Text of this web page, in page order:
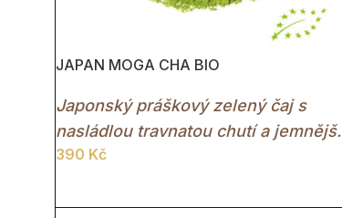
JAPAN MOGA CHA BIO
Japonský práškový zelený čaj s
nasládlou travnatou chutí a jemnější
hořkostí než klasická matcha.
390 Kč